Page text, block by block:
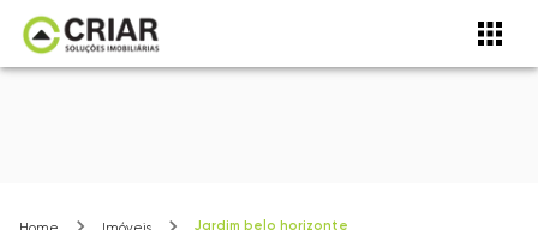
Jardim belo horizonte